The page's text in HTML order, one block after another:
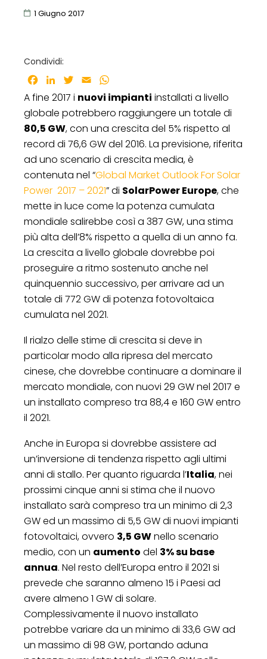
1 Giugno 2017
Condividi:
Facebook
LinkedInTwitter
Email
A fine 2017 i nuovi impianti installati a livello
globale potrebbero raggiungere un totale di
80,5 GW, con una crescita del 5% rispetto al
record di 76,6 GW del 2016. La previsione, riferita
ad uno scenario di crescita media, è
contenuta nel “Global Market Outlook For Solar
Power 2017 – 2021” di SolarPower Europe, che
mette in luce come la potenza cumulata
mondiale salirebbe così a 387 GW, una stima
più alta dell’8% rispetto a quella di un anno fa.
La crescita a livello globale dovrebbe poi
proseguire a ritmo sostenuto anche nel
quinquennio successivo, per arrivare ad un
totale di 772 GW di potenza fotovoltaica
cumulata nel 2021.
Il rialzo delle stime di crescita si deve in
particolar modo alla ripresa del mercato
cinese, che dovrebbe continuare a dominare il
mercato mondiale, con nuovi 29 GW nel 2017 e
un installato compreso tra 88,4 e 160 GW entro
il 2021.
Anche in Europa si dovrebbe assistere ad
un’inversione di tendenza rispetto agli ultimi
anni di stallo. Per quanto riguarda l’Italia, nei
prossimi cinque anni si stima che il nuovo
installato sarà compreso tra un minimo di 2,3
GW ed un massimo di 5,5 GW di nuovi impianti
fotovoltaici, ovvero 3,5 GWnello scenario
medio, con un aumento del 3% su base
annua. Nel resto dell’Europa entro il 2021 si
prevede che saranno almeno 15 i Paesi ad
avere almeno 1 GW di solare.
Complessivamente il nuovo installato
potrebbe variare da un minimo di 33,6 GW ad
un massimo di 98 GW, portando aduna